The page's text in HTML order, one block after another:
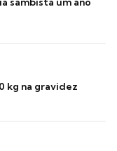
kg na gravidez